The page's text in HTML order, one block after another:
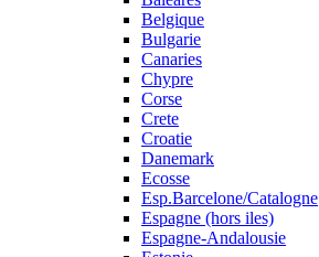
Belgique
Bulgarie
Canaries
Chypre
Corse
Crete
Croatie
Danemark
Ecosse
Esp.Barcelone/Catalogne
Espagne (hors iles)
Espagne-Andalousie